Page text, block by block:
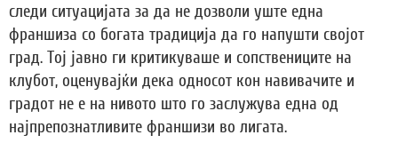
следи ситуацијата за да не дозволи уште една
франшиза со богата традиција да го напушти својот
град. Тој јавно ги критикуваше и сопствениците на
клубот, оценувајќи дека односот кон навивачите и
градот не е на нивото што го заслужува една од
најпрепознатливите франшизи во лигата.